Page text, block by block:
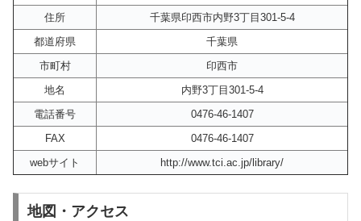
住所
千葉県印西市内野3丁目301-5-4
都道府県
千葉県
市町村
印西市
地名
内野3丁目301-5-4
電話番号
0476-46-1407
FAX
0476-46-1407
webサイト
http://www.tci.ac.jp/library/
地図・アクセス